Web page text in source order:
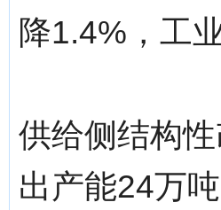
降1.4%，工
供给侧结构
出产能24万